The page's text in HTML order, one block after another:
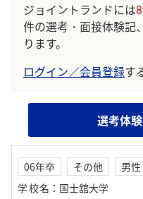
ジョイントランドには
件の選考・面接体験記、
ります。
ログイン／会員登録す
選考体
06年卒 その他
男性
学校名 ： 国士舘大学